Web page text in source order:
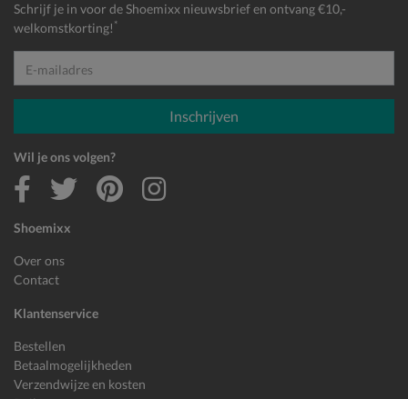
Shoemixx
Over ons
Contact
Klantenservice
Bestellen
Betaalmogelijkheden
Verzendwijze en kosten
Schrijf je in voor de Shoemixx nieuwsbrief en ontvang €10,-
welkomstkorting! *
E-mailadres
Inschrijven
Wil je ons volgen?